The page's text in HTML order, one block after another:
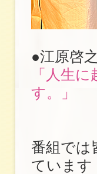
●江原啓
「人生
す。」
番組では
ています